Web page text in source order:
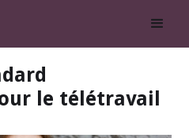
le télétravail